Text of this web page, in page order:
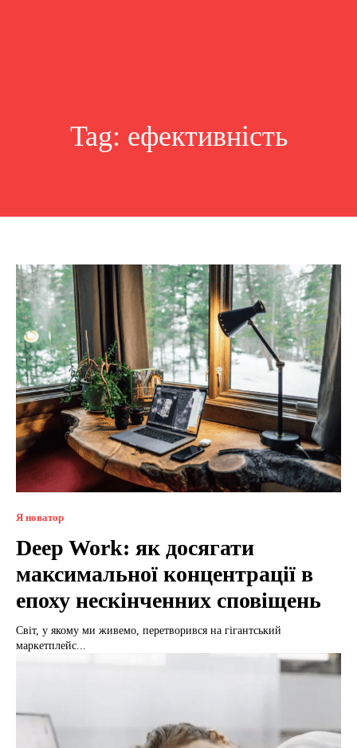
Tag: ефективність
Я новатор
Deep Work: як досягати
максимальної концентрації в
епоху нескінченних сповіщень
Світ, у якому ми живемо, перетворився на гігантський
маркетплейс...